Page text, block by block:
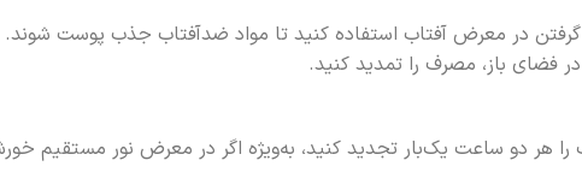
فضای باز، مصرف را تمدید کنید.
هر دو ساعت یک‌بار تجدید کنید، به‌ویژه اگر در معرض نور مستقیم